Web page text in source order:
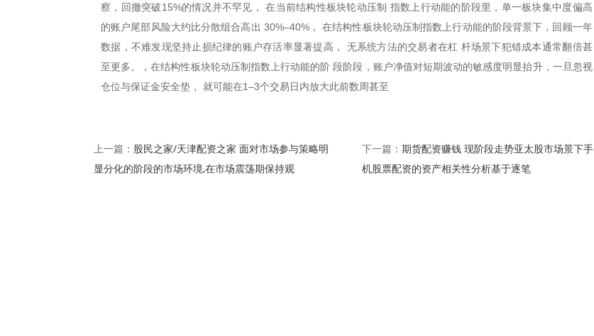
察，回撤突破15%的情况并不罕见， 在当前结构性板块轮动压制 指数上行动能的阶段里，单一板块集中度偏高
的账户尾部风险大约比分散组合高出 30%–40%， 在结构性板块轮动压制指数上行动能的阶段背景下，回顾一年
数据，不难发现坚持止损纪律的账户存活率显著提高， 无系统方法的交易者在杠 杆场景下犯错成本通常翻倍甚
至更多。，在结构性板块轮动压制指数上行动能的阶 段阶段，账户净值对短期波动的敏感度明显抬升，一旦忽视
仓位与保证金安全垫， 就可能在1–3个交易日内放大此前数周甚至
上一篇： 股民之家/天津配资之家 面对市场参与策略明
显分化的阶段的市场环境,在市场震荡期保持观
下一篇： 期货配资赚钱 现阶段走势亚太股市场景下手
机股票配资的资产相关性分析基于逐笔